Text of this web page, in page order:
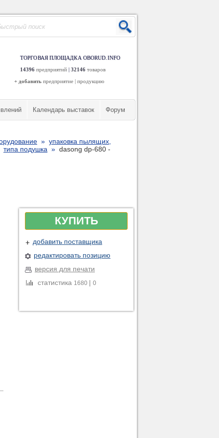
ТОРГОВАЯ ПЛОЩАДКА OBORUD.INFO
14396 предприятий | 32146 товаров
+ добавить предприятие | продукцию
Календарь выставок Форум
» упаковка пылящих,
типа подушка » dasong dp-680 -
КУПИТЬ
добавить поставщика
редактировать позицию
версия для печати
статистика 1680 | 0